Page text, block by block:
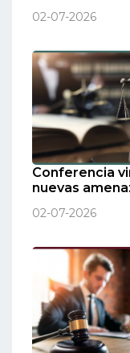
02-07-2026
Conferencia
nuevas
02-07-2026